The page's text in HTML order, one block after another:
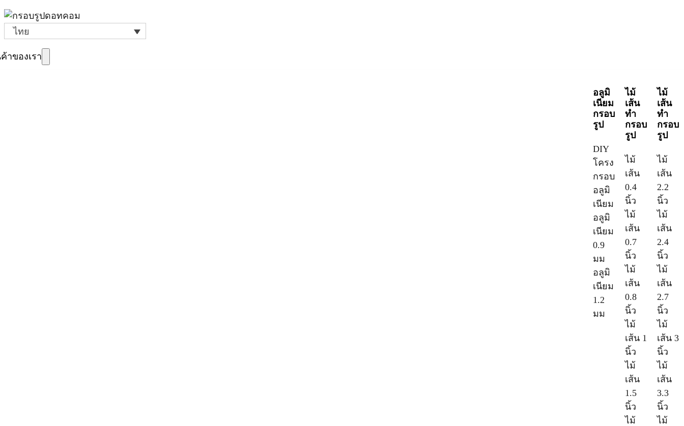
ไทย
าของเรา
อลูมิ
เนียม
กรอบ
รูป
DIY
โครง
กรอบ
อลูมิ
เนียม
อลูมิ
เนียม
0.9
มม
อลูมิ
เนียม
1.2
มม
ไม้
เส้น
ทำ
กรอบ
รูป
ไม้
เส้น
0.4
นิ้ว
ไม้
เส้น
0.7
นิ้ว
ไม้
เส้น
0.8
นิ้ว
ไม้
เส้น 1
นิ้ว
ไม้
เส้น
1.5
นิ้ว
ไม้
ไม้
เส้น
ทำ
กรอบ
รูป
ไม้
เส้น
2.2
นิ้ว
ไม้
เส้น
2.4
นิ้ว
ไม้
เส้น
2.7
นิ้ว
ไม้
เส้น 3
นิ้ว
ไม้
เส้น
3.3
นิ้ว
ไม้